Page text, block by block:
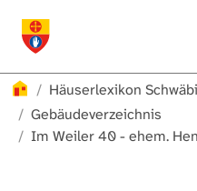
Häuserlexikon
Häuserlexikon
Gebäudeverzeichnis
Im Weiler 40 - ehem.
Häuserlexikon